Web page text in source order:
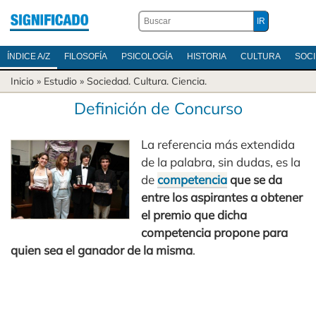
ÍNDICE A/Z FILOSOFÍA PSICOLOGÍA HISTORIA CULTURA
Inicio » Estudio » Sociedad. Cultura. Ciencia.
Definición de Concurso
La referencia más extendida
de la palabra, sin dudas, es la
decompetenciaque se da
entre los aspirantes a obtener
el premio que dicha
competencia propone para
quien sea el ganador de la misma.